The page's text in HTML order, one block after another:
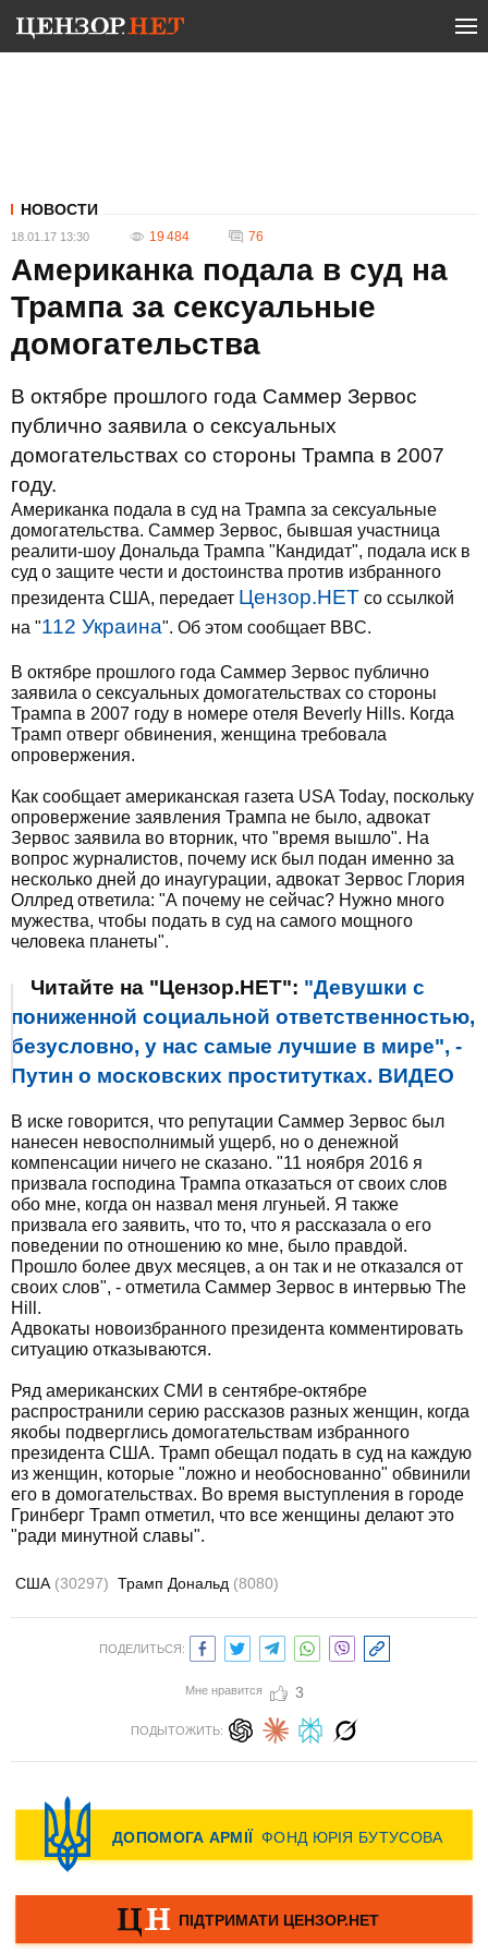
НОВОСТИ
18.01.17 13:30 19 484 76
Американка подала в суд на
Трампа за сексуальные
домогательства
В октябре прошлого года Саммер Зервос
публично заявила о сексуальных
домогательствах со стороны Трампа в 2007
году.
Американка подала в суд на Трампа за сексуальные
домогательства. Саммер Зервос, бывшая участница
реалити-шоу Дональда Трампа "Кандидат", подала иск в
суд о защите чести и достоинства против избранного
президента США, передает Цензор.НЕТ со ссылкой
на "112 Украина". Об этом сообщает BBC.
В октябре прошлого года Саммер Зервос публично
заявила о сексуальных домогательствах со стороны
Трампа в 2007 году в номере отеля Beverly Hills. Когда
Трамп отверг обвинения, женщина требовала
опровержения.
Как сообщает американская газета USA Today, поскольку
опровержение заявления Трампа не было, адвокат
Зервос заявила во вторник, что "время вышло". На
вопрос журналистов, почему иск был подан именно за
несколько дней до инаугурации, адвокат Зервос Глория
Оллред ответила: "А почему не сейчас? Нужно много
мужества, чтобы подать в суд на самого мощного
человека планеты".
Читайте на "Цензор.НЕТ": "Девушки с
пониженной социальной ответственностью,
безусловно, у нас самые лучшие в мире", -
Путин о московских проститутках. ВИДЕО
В иске говорится, что репутации Саммер Зервос был
нанесен невосполнимый ущерб, но о денежной
компенсации ничего не сказано. "11 ноября 2016 я
призвала господина Трампа отказаться от своих слов
обо мне, когда он назвал меня лгуньей. Я также
призвала его заявить, что то, что я рассказала о его
поведении по отношению ко мне, было правдой.
Прошло более двух месяцев, а он так и не отказался от
своих слов", - отметила Саммер Зервос в интервью The
Hill.
Адвокаты новоизбранного президента комментировать
ситуацию отказываются.
Ряд американских СМИ в сентябре-октябре
распространили серию рассказов разных женщин, когда
якобы подверглись домогательствам избранного
президента США. Трамп обещал подать в суд на каждую
из женщин, которые "ложно и необоснованно" обвинили
его в домогательствах. Во время выступления в городе
Гринберг Трамп отметил, что все женщины делают это
"ради минутной славы".
США (30297) Трамп Дональд (8080)
ПОДЕЛИТЬСЯ:
Мне нравится 3
ПОДЫТОЖИТЬ: